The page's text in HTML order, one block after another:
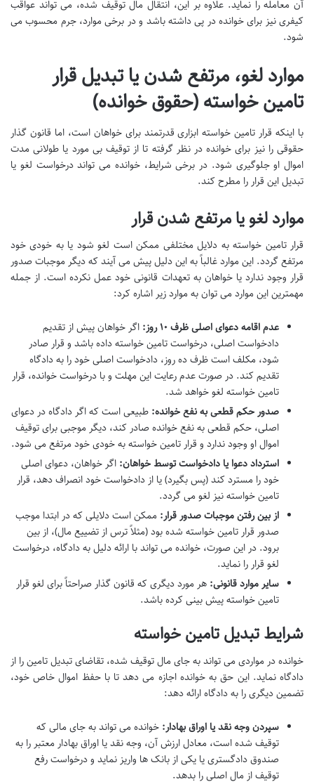
آن معامله را نماید. علاوه بر این، انتقال مال توقیف شده، می تواند عواقب
کیفری نیز برای خوانده در پی داشته باشد و در برخی موارد، جرم محسوب می
شود.
موارد لغو، مرتفع شدن یا تبدیل قرار
تامین خواسته (حقوق خوانده)
با اینکه قرار تامین خواسته ابزاری قدرتمند برای خواهان است، اما قانون گذار
حقوقی را نیز برای خوانده در نظر گرفته تا از توقیف بی مورد یا طولانی مدت
اموال او جلوگیری شود. در برخی شرایط، خوانده می تواند درخواست لغو یا
تبدیل این قرار را مطرح کند.
موارد لغو یا مرتفع شدن قرار
قرار تامین خواسته به دلایل مختلفی ممکن است لغو شود یا به خودی خود
مرتفع گردد. این موارد غالباً به این دلیل پیش می آیند که دیگر موجبات صدور
قرار وجود ندارد یا خواهان به تعهدات قانونی خود عمل نکرده است. از جمله
مهمترین این موارد می توان به موارد زیر اشاره کرد:
عدم اقامه دعوای اصلی ظرف ۱۰ روز:
اگر خواهان پیش از تقدیم
دادخواست اصلی، درخواست تامین خواسته داده باشد و قرار صادر
شود، مکلف است ظرف ده روز، دادخواست اصلی خود را به دادگاه
تقدیم کند. در صورت عدم رعایت این مهلت و با درخواست خوانده، قرار
تامین خواسته لغو خواهد شد.
صدور حکم قطعی به نفع خوانده: طبیعی است که اگر دادگاه در دعوای
اصلی، حکم قطعی به نفع خوانده صادر کند، دیگر موجبی برای توقیف
اموال او وجود ندارد و قرار تامین خواسته به خودی خود مرتفع می شود.
استرداد دعوا یا دادخواست توسط خواهان: اگر خواهان، دعوای اصلی
خود را مسترد کند (پس بگیرد) یا از دادخواست خود انصراف دهد، قرار
تامین خواسته نیز لغو می گردد.
از بین رفتن موجبات صدور قرار: ممکن است دلایلی که در ابتدا موجب
صدور قرار تامین خواسته شده بود (مثلاً ترس از تضییع مال)، از بین
برود. در این صورت، خوانده می تواند با ارائه دلیل به دادگاه، درخواست
لغو قرار را نماید.
سایر موارد قانونی: هر مورد دیگری که قانون گذار صراحتاً برای لغو قرار
تامین خواسته پیش بینی کرده باشد.
شرایط تبدیل تامین خواسته
خوانده در مواردی می تواند به جای مال توقیف شده، تقاضای تبدیل تامین را از
دادگاه نماید. این حق به خوانده اجازه می دهد تا با حفظ اموال خاص خود،
تضمین دیگری را به دادگاه ارائه دهد:
سپردن وجه نقد یا اوراق بهادار: خوانده می تواند به جای مالی که
توقیف شده است، معادل ارزش آن، وجه نقد یا اوراق بهادار معتبر را به
صندوق دادگستری یا یکی از بانک ها واریز نماید و درخواست رفع
توقیف از مال اصلی را بدهد.